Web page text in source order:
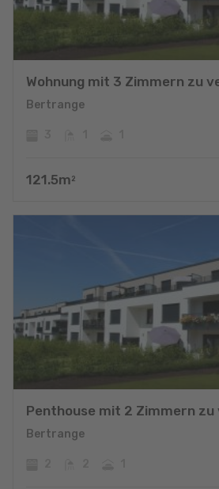
Wohnung mit 3 Zimmern zu
Bertrange
121.5m 2
Penthouse mit 2 Zimmern
Bertrange